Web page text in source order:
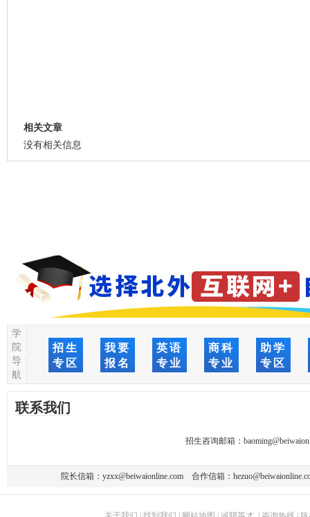
相关文章
没有相关信息
学
院
导
航
招生
专区
我要
报名
英语
专业
商科
专业
助学
专区
联系我们
招生咨询邮箱：
院长信箱： yzxx@beiwaionline.com 合作信箱：